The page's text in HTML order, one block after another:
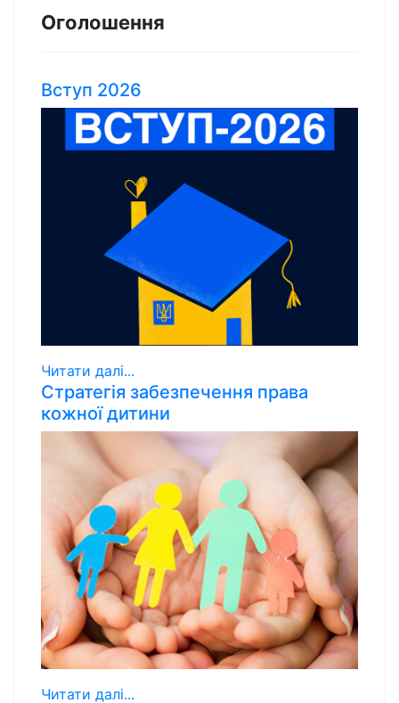
Оголошення
Вступ 2026
Читати далі...
Стратегія забезпечення права
кожної дитини
Читати далі...